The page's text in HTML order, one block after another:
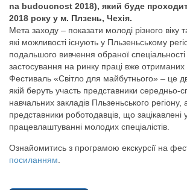
na budoucnost 2018), який буде
2018 року у м. Плзень, Чехія.
Мета заходу – показати молоді різного віку
які можливості існують у Пльзеньському
подальшого вивчення обраної
застосування на ринку праці вже отриманих
Фестиваль «Світло для майбутнього» – це
якій беруть участь представники середньо-
навчальних закладів Пльзеньського регіону,
представники роботодавців, що зацікавлені
працевлаштуванні молодих спеціалістів.
Ознайомитись з програмою екскурсії на
посиланням